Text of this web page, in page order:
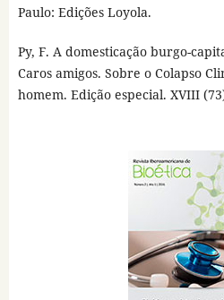
Paulo: Edições Loyola.
Py, F. A domesticação burgo-
Caros amigos. Sobre o Colapso
homem. Edição especial. XVIII